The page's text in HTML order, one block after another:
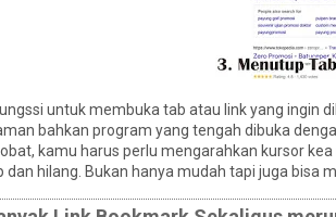
untuk membuka tab atau link yang
bahkan program yang tengah dibuka
kamu harus perlu mengarahkan kursor
hilang. Bukan hanya mudah tapi juga bisa